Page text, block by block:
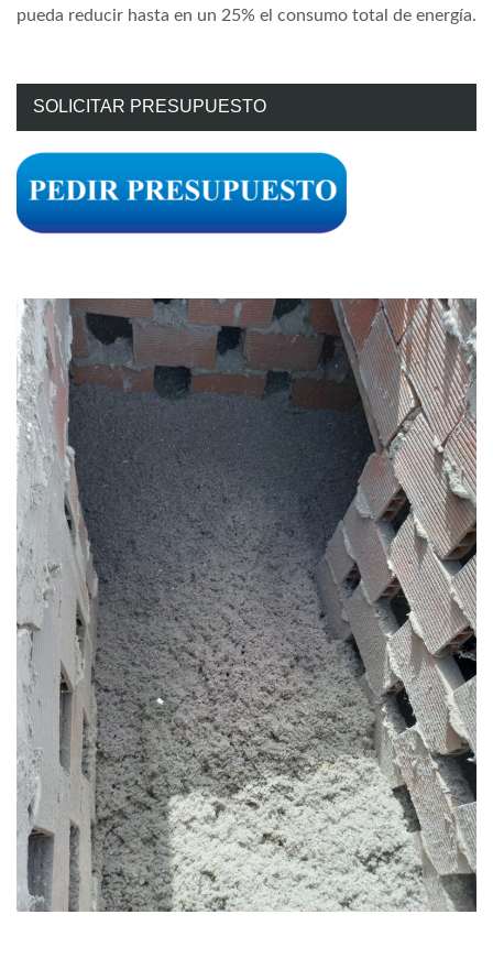
pueda reducir hasta en un 25% el consumo total de energía.
SOLICITAR PRESUPUESTO